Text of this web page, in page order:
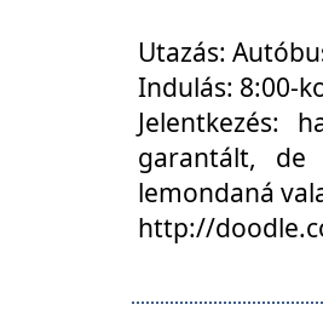
Utazás:
Indulás: 8:00-
Jelentkezés:
garantált, de
lemondaná
http://